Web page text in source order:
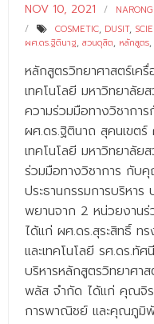
- - บุคลากรวิชาการ
- - บุคลากรสนับสนุน
หลักสูตร
- วิทยาศาสตรบัณฑิต
- - วิทยาการคอมพิวเตอร์
- - วิทยาศาสตร์เครื่องสำอาง
- - อาชีวอนามัยและความป
- - อนามัยสิ่งแวดล้อมและสา
- - วิทยาศาสตร์การแพทย์
- - ความมั่นคงปลอดภัยไซเ
NOV 10, 2021
COSMETIC, DUSIT,
ผศ.ดร.ฐิตินาฐ, สวนดุสิต, หลักสูตร,
หลักสูตรวิทยาศาสตร์เค
เทคโนโลยี มหาวิทยาลั
ความร่วมมือทางวิชากา
ผศ.ดร.ฐิตินาถ สุคนเขต
เทคโนโลยี มหาวิทยาลั
ร่วมมือทางวิชาการ กับ
ประธานกรรมการบริหา
พยานจาก 2 หน่วยงาน
ได้แก่ ผศ.ดร.สุระสิทธิ์
และเทคโนโลยี รศ.ดร.ทั
บริหารหลักสูตรวิทยาศา
พลัส จำกัด ได้แก่ คุณจิร
การพาณิชย์ และคุณภูมิ